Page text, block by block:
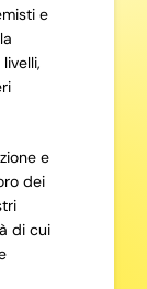
e
e
dei
di cui